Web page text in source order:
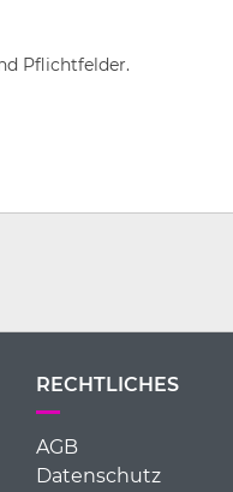
Pflichtfelder.
RECHTLICHES
AGB
Datenschutz